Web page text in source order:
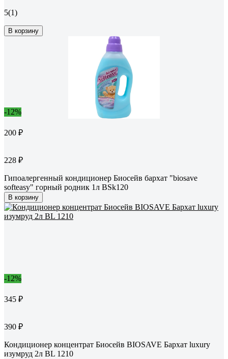
5(1)
В корзину
-12%
200 ₽
228 ₽
Гипоалергенный кондиционер Биосейв бархат "biosave
softeasy" горный родник 1л BSk120
В корзину
-12%
345 ₽
390 ₽
Кондиционер концентрат Биосейв BIOSAVE Бархат luxury
изумруд 2л BL 1210